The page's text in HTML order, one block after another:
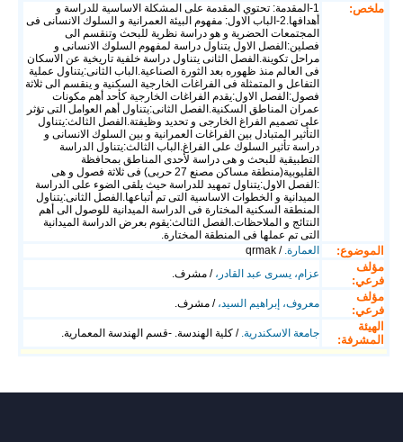
ملخص:
1-المقدمة: تحتوي المقدمة على المشكلة الاساسية للدراسة و
أهدافها.2-الباب الاول: مفهوم البيئة العمرانية و السلوك الانسانى فى
المجتمعات الحضرية و هو دراسة نظرية للبحث وتنقسم الى
فصلين:الفصل الاول يتناول دراسة لمفهوم السلوك الانسانى و
مراحل تكوينة.الفصل الثانى يتناول دراسة خلفية تاريخية عن الاسكان
فى العالم منذ ظهوره بعد الثورة الصناعية.الباب الثانى:يتناول عملية
التفاعل و المتمثلة فى الفراغات الخارجية السكنية و ينقسم الى ثلاثة
فصول:الفصل الاول:يقدم الفراغات الخارجية كأحد أهم مكونات
عمران المناطق السكنية.الفصل الثانى:يتناول أهم العوامل التى تؤثر
على تصميم الفراغ الخارجى و تحديد وظيفتة.الفصل الثالث:يتناول
التأثير المتبادل بين الفراغات العمرانية و بين السلوك الانسانى و
دراسة تأثير السلوك على الفراغ.الباب الثالث:يتناول الدراسة
التطبيقية للبحث و هى دراسة لأحدى المناطق بمحافظة
القليوبية(منطقة مساكن مصنع 27 حربى) فى ثلاثة فصول و هى
:الفصل الاول:يتناول تمهيد للدراسة حيث يلقى الضوء على الدراسة
الميدانية و الخطوات الاساسية التى تم أتباعها.الفصل الثانى:يتناول
المنطقة السكنية المختارة فى الدراسة الميدانية للوصول الى أهم
النتائج و الملاحظات.الفصل الثالث:يقوم بعرض الدراسة الميدانية
التى تم عملها فى المنطقة المختارة.
الموضوع: العمارة./ qrmak
مؤلف
فرعي:
عزام، يسرى عبد القادر، / مشرف.
مؤلف
فرعي:
معروف، إبراهيم السيد، / مشرف.
الهيئة
المشرفة:
جامعة الاسكندرية./ كلية الهندسة. -قسم الهندسة المعمارية.